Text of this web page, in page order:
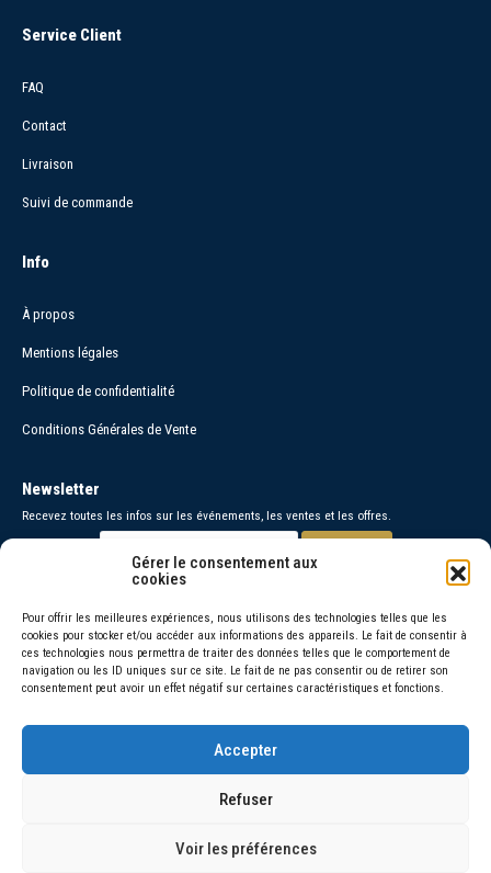
Gérer le consentement aux
cookies
Pour offrir les meilleures expériences, nous utilisons des technologies telles que les
cookies pour stocker et/ou accéder aux informations des appareils. Le fait de consentir à
ces technologies nous permettra de traiter des données telles que le comportement de
navigation ou les ID uniques sur ce site. Le fait de ne pas consentir ou de retirer son
consentement peut avoir un effet négatif sur certaines caractéristiques et fonctions.
Accepter
Refuser
Voir les préférences
Service Client
FAQ
Contact
Livraison
Suivi de commande
Info
À propos
Mentions légales
Politique de confidentialité
Conditions Générales de Vente
Newsletter
Recevez toutes les infos sur les événements, les ventes et les offres.
Contact
06 30 26 95 48 =
06 66 46 72 92 =
© 2026 Amorivini
d’alcool est dangereux pour la santé, sachez consommer avec
modération.